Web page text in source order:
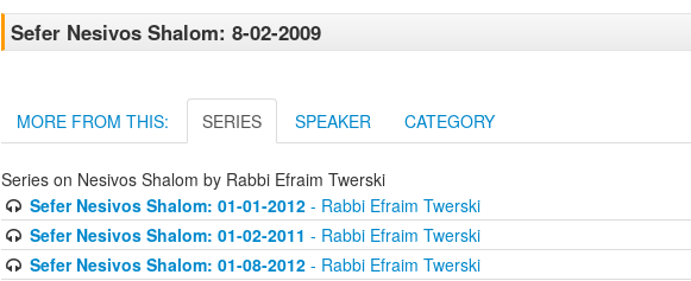
Sefer Nesivos Shalom: 8-02-2009
MORE FROM THIS: SERIES SPEAKER CATEGORY
Series on Nesivos Shalom by Rabbi Efraim Twerski
Sefer Nesivos Shalom: 01-01-2012- Rabbi Efraim Twerski
Sefer Nesivos Shalom: 01-02-2011 - Rabbi Efraim Twerski
Sefer Nesivos Shalom: 01-08-2012- Rabbi Efraim Twerski